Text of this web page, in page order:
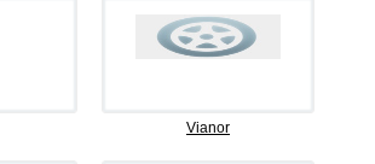
Vianor